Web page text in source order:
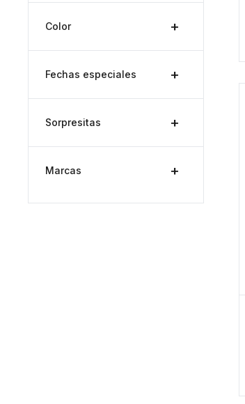
Color
Fechas especiales
Sorpresitas
Marcas